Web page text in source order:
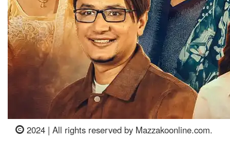
2024 | All rights reserved by Mazzakoonline.com.